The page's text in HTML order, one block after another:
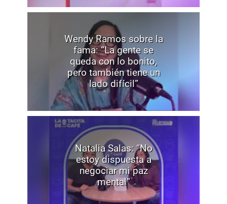
Wendy Ramos sobre la
fama: “La gente se
queda con lo bonito,
pero también tiene un
lado difícil”
Natalia Salas: “No
estoy dispuesta a
negociar mi paz
mental”